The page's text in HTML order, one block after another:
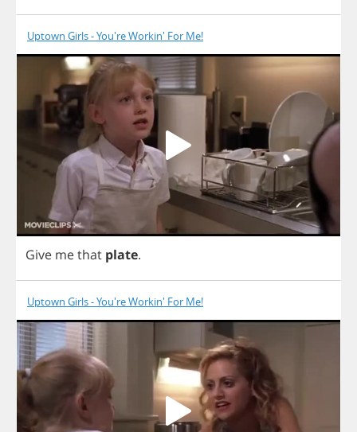
Uptown Girls - You're Workin' For Me!
Give methat plate.
Uptown Girls - You're Workin' For Me!